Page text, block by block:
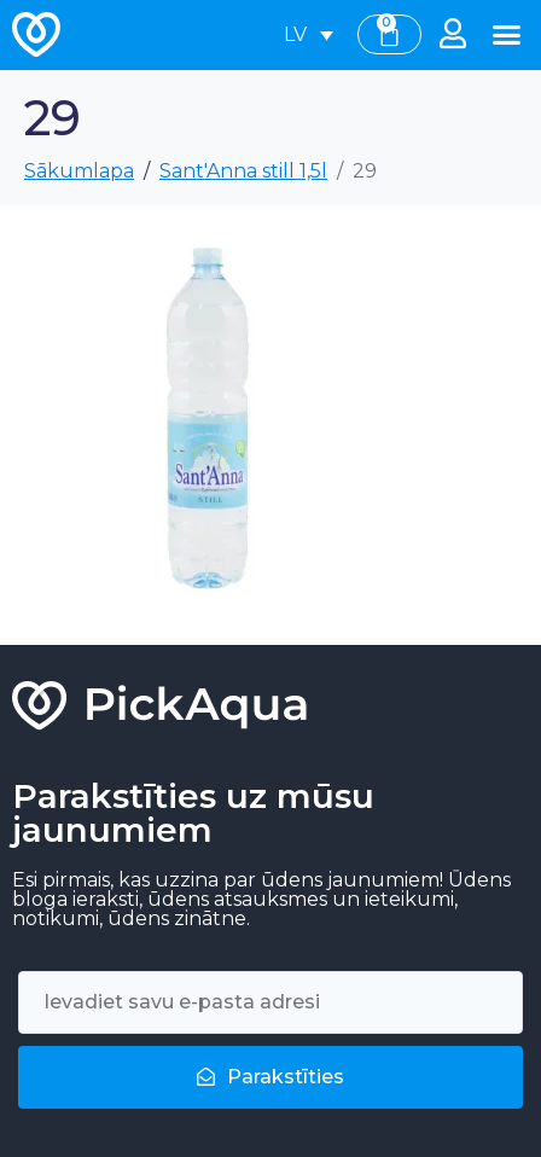
LV
0
29
Sākumlapa Sant'Anna still 1,5l 29
Parakstīties uz mūsu
jaunumiem
Esi pirmais, kas uzzina par ūdens jaunumiem! Ūdens
bloga ieraksti, ūdens atsauksmes un ieteikumi,
notikumi, ūdens zinātne.
Parakstīties